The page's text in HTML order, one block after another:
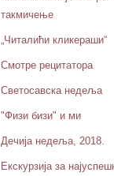
такмичење
„Читалићи кликераши“
Смотре рецитатора
Светосавска недеља
"Физи бизи" и ми
Дечија недеља, 2018.
Екскурзија за